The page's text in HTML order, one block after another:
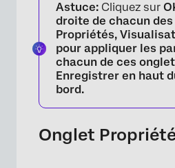
Astuce: Cliquez sur
droite de chacun
Propriétés,
pour appliquer les
chacun de ces
Enregistrer en haut
bord.
Onglet